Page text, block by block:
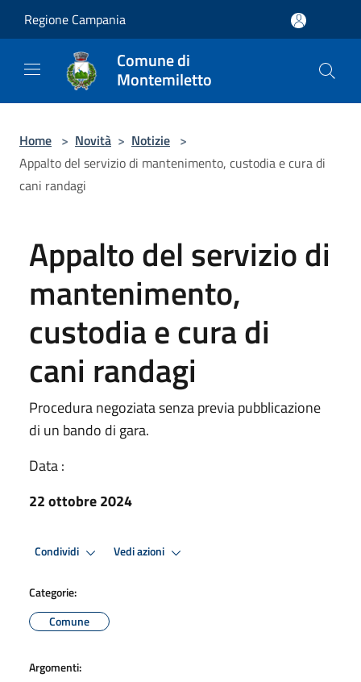
Regione Campania
Comune di
Montemiletto
Home > Novità > Notizie >
Appalto del servizio di mantenimento, custodia e cura di
cani randagi
Appalto del servizio di
mantenimento,
custodia e cura di
cani randagi
Procedura negoziata senza previa pubblicazione
di un bando di gara.
Data :
22 ottobre 2024
Condividi Vedi azioni
Categorie:
Comune
Argomenti: